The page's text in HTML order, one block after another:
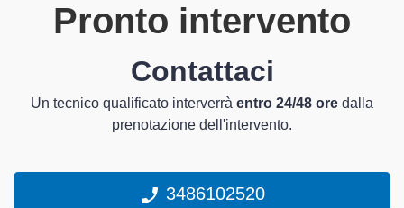
Pronto intervento
Contattaci
Un tecnico qualificato interverrà entro 24/48 ore dalla
prenotazione dell'intervento.
3486102520